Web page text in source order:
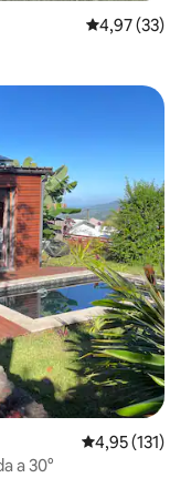
4,97 de uma
4,97 (33)
4,95 de uma
4,95 (131)
a 30°